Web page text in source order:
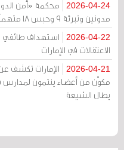
2026-04-24
مدونين وتبرئة 9 وحبس 18 متهماً بالتعاطف مع إيران
2026-04-22
استهداف طائفي
الاعتقالات في الإمارات
2026-04-21
الإمارات تكشف
مكوّن من أعضاء ينتمون
يطال الشيعة